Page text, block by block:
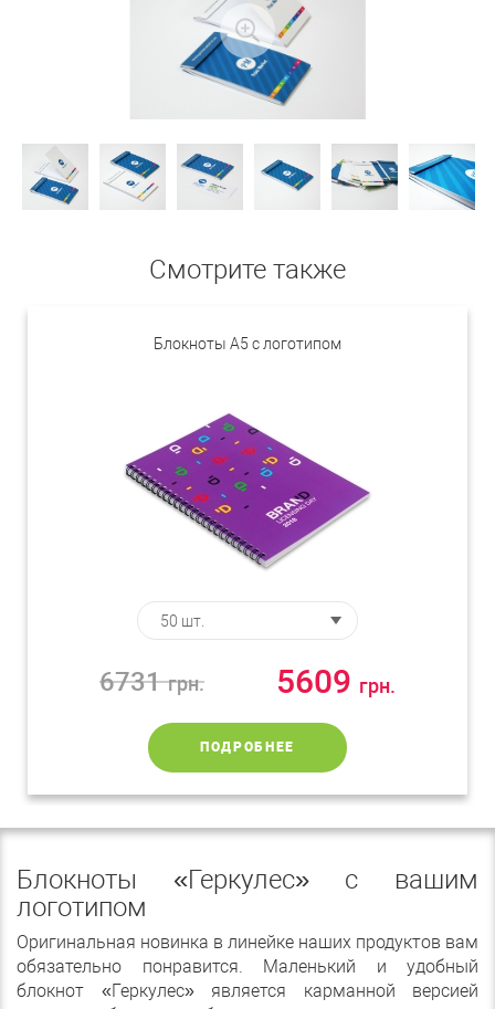
Смотрите также
Блокноты А5 с логотипом
6731грн. 5609 грн.
ПОДРОБНЕЕ
Блокноты «Геркулес» с вашим
логотипом
Оригинальная новинка в линейке наших продуктов вам
обязательно понравится. Маленький и удобный
блокнот «Геркулес» является карманной версией